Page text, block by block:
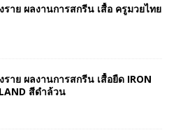
ราย ผลงานการสกรีน เสื้อ ครูมวยไทย
ราย ผลงานการสกรีน เสื้อยืด IRON
สีดำล้วน